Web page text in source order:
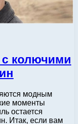
колючими
модным
моменты
остается
Итак, если вам